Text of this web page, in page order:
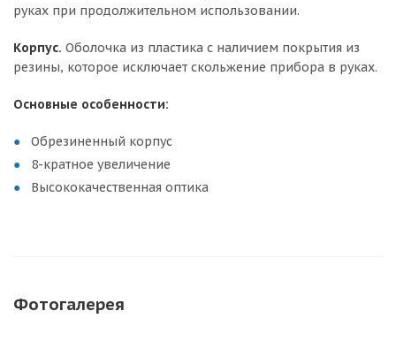
руках при продолжительном использовании.
Корпус. Оболочка из пластика с наличием покрытия из
резины, которое исключает скольжение прибора в руках.
Основные особенности:
Обрезиненный корпус
8-кратное увеличение
Высококачественная оптика
Фотогалерея